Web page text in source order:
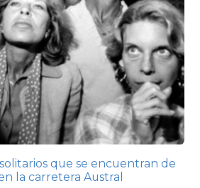
que se encuentran de
la carretera Austral